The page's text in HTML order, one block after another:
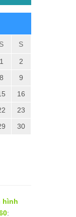
S S
1
2
8
9
16
23
30
hình
: